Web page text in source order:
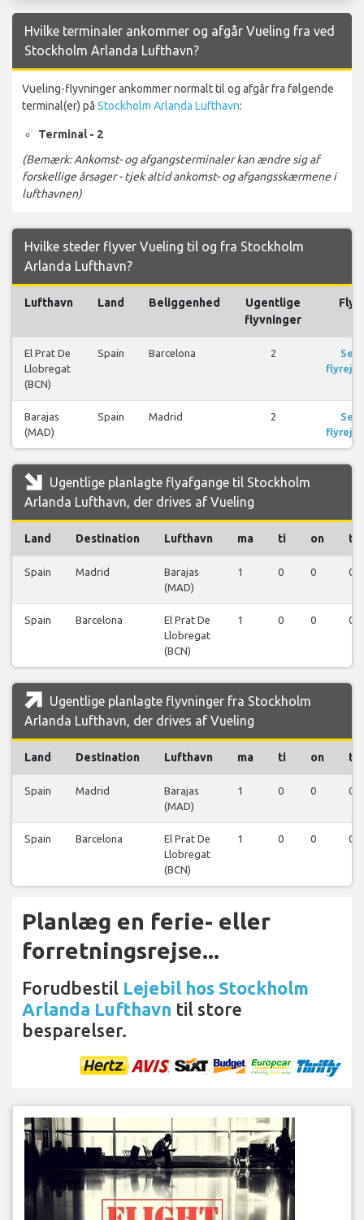
Hvilke terminaler ankommer og afgår Vueling fra ved
Stockholm Arlanda Lufthavn?
Vueling-flyvninger ankommer normalt til og afgår fra følgende
terminal(er) på Stockholm Arlanda Lufthavn:
Terminal - 2
(Bemærk: Ankomst- og afgangsterminaler kan ændre sig af
forskellige årsager - tjek altid ankomst- og afgangsskærmene i
lufthavnen)
Hvilke steder flyver Vueling til og fra Stockholm
Arlanda Lufthavn?
Lufthavn Land Beliggenhed
Ugentlige
flyvninger
Fly
El Prat De
Llobregat
(BCN)
Spain Barcelona 2
Se
Barajas
(MAD)
Spain Madrid 2
Se
Ugentlige planlagte flyafgange til Stockholm
Arlanda Lufthavn, der drives af Vueling
Land Destination Lufthavn ma ti on to
Spain Madrid
Barajas
(MAD)
1 0 0 0
Spain Barcelona
El Prat De
Llobregat
(BCN)
1 0 0 0
Ugentlige planlagte flyvninger fra Stockholm
Arlanda Lufthavn, der drives af Vueling
Land Destination Lufthavn ma ti on to
Spain Madrid
Barajas
(MAD)
1 0 0 0
Spain Barcelona
El Prat De
Llobregat
(BCN)
1 0 0 0
Planlæg en ferie- eller
forretningsrejse...
Forudbestil Lejebil hos Stockholm
Arlanda Lufthavn til store
besparelser.